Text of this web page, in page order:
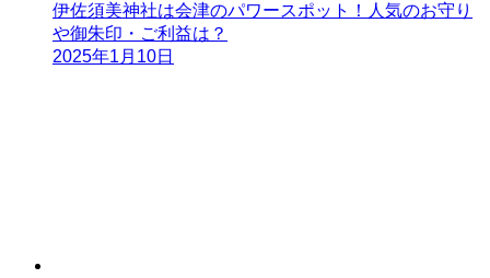
伊佐須美神社は会津のパワースポット！人気のお守り
や御朱印・ご利益は？
2025年1月10日